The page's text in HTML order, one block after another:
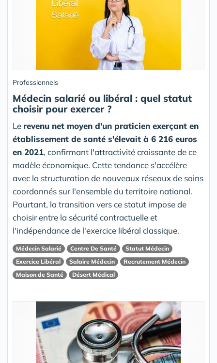
Professionnels
Médecin salarié ou libéral : quel statut
choisir pour exercer ?
Le revenu net moyen d'un praticien exerçant en
établissement de santé s'élevait à 6 216 euros
en 2021, confirmant l'attractivité croissante de ce
modèle économique. Cette tendance s'accélère
avec la structuration de nouveaux réseaux de soins
coordonnés sur l'ensemble du territoire national.
Pourtant, la transition vers ce statut impose de
choisir entre la sécurité contractuelle et
l'indépendance de l'exercice libéral classique.
Médecin Salarié Centre De Santé
Statut Médecin
Exercice Libéral
Salaire Médecin
Recrutement Médecin
Maison de Santé
Désert Médical